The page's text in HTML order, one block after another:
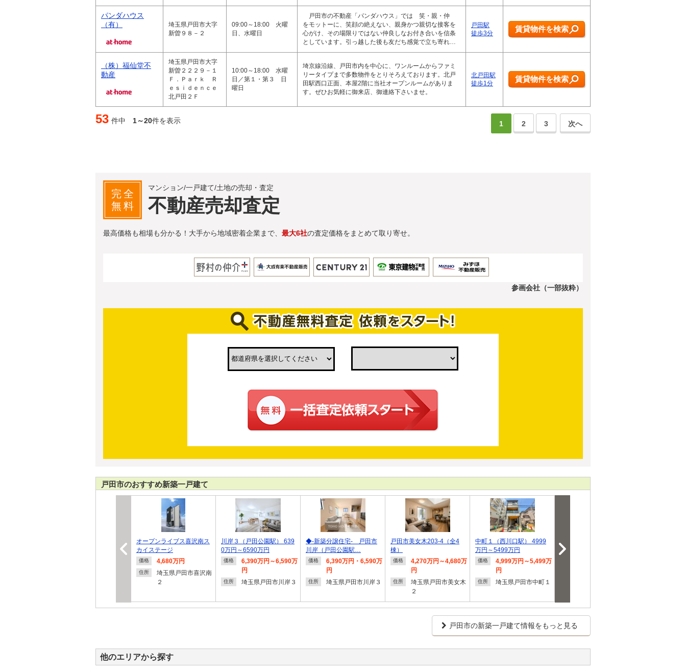
パンダハウス
（有）
埼玉県戸田市大字
新曽９８－２
09:00～18:00 火曜
日、水曜日
戸田市の不動産「パンダハウス」では 笑・親・仲
をモットーに、笑顔の絶えない、親身かつ親切な接客を
心がけ、その場限りではない仲良しなお付き合いを信条
としています。引っ越した後も友だち感覚で立ち寄れ…
戸田駅
徒歩3分
賃貸物件を検索
（株）福仙堂不
動産
埼玉県戸田市大字
新曽２２２９－１
Ｆ．Ｐａｒｋ Ｒ
ｅｓｉｄｅｎｃｅ
北戸田２Ｆ
10:00～18:00 水曜
日／第１・第３ 日
曜日
埼京線沿線、戸田市内を中心に、ワンルームからファミ
リータイプまで多数物件をとりそろえております。北戸
田駅西口正面、本屋2階に当社オープンルームがありま
す。ぜひお気軽に御来店、御連絡下さいませ。
北戸田駅
徒歩1分
賃貸物件を検索
53 件中 1～20件を表示 1 2 3 次へ
完全
無料
マンション/一戸建て/土地の売却・査定
不動産売却査定
最高価格も相場も分かる！大手から地域密着企業まで、 最大6社の査定価格をまとめて取り寄せ。
参画会社（一部抜粋）
戸田市のおすすめ新築一戸建て
オープンライブス喜沢南ス
カイステージ
価格 4,680万円
住所
埼玉県戸田市喜沢南
２
川岸３（戸田公園駅） 639
0万円～6590万円
価格
6,390万円～6,590万
円
住所 埼玉県戸田市川岸３
◆-新築分譲住宅- 戸田市
川岸（戸田公園駅…
価格
6,390万円・6,590万
円
住所 埼玉県戸田市川岸３
戸田市美女木203-4（全4
棟）
価格
4,270万円～4,680万
円
住所
埼玉県戸田市美女木
２
中町１（西川口駅） 4999
万円～5499万円
価格
4,999万円～5,499万
円
住所 埼玉県戸田市中町１
徒歩8分の利便性！…
戸田市の新築一戸建て情報をもっと見る
他のエリアから探す